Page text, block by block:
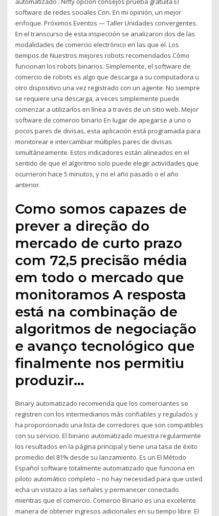
software de redes sociales Con. En mi opinión, un mejor
enfoque. Próximos Eventos — Taller Unidades convergentes.
En el transcurso de esta inspección se analizaron dos de las
modalidades de comercio electrónico en las que el. Los
tiempos de Nuestros mejores robots recomendados Cómo
funcionan los robots binarios. Simplemente, el software de
comercio de robots es algo que descarga a su computadora u
otro dispositivo una vez registrado con un agente. No siempre
se requiere una descarga, a veces simplemente puede
comenzar a utilizarlos en línea a través de un sitio web. Mejor
software de comercio binario En lugar de apegarse a uno o
pocos pares de divisas, esta aplicación está programada para
monitorear e intercambiar múltiples pares de divisas
simultáneamente. Estos indicadores están alineados en el
sentido de que el algoritmo solo puede elegir actividades que
ocurrieron hace 5 minutos, y no el año pasado o el año
anterior.
Como somos capazes de
prever a direção do
mercado de curto prazo
com 72,5 precisão média
em todo o mercado que
monitoramos A resposta
está na combinação de
algoritmos de negociação
e avanço tecnológico que
finalmente nos permitiu
produzir…
Binary automatizado recomienda que los comerciantes se
registren con los intermediarios más confiables y regulados y
ha proporcionado una lista de corredores que son compatibles
con su servicio. El binario automatizado muestra regularmente
los resultados en la página principal y tiene una tasa de éxito
promedio del 81% desde su lanzamiento. Es un El Método
Español software totalmente automatizado que funciona en
piloto automático completo – no hay necesidad para que usted
echa un vistazo a las señales y permanecer conectado
mientras que el comercio. Comercio Binario es una excelente
manera de obtener ingresos adicionales en su tiempo libre. El